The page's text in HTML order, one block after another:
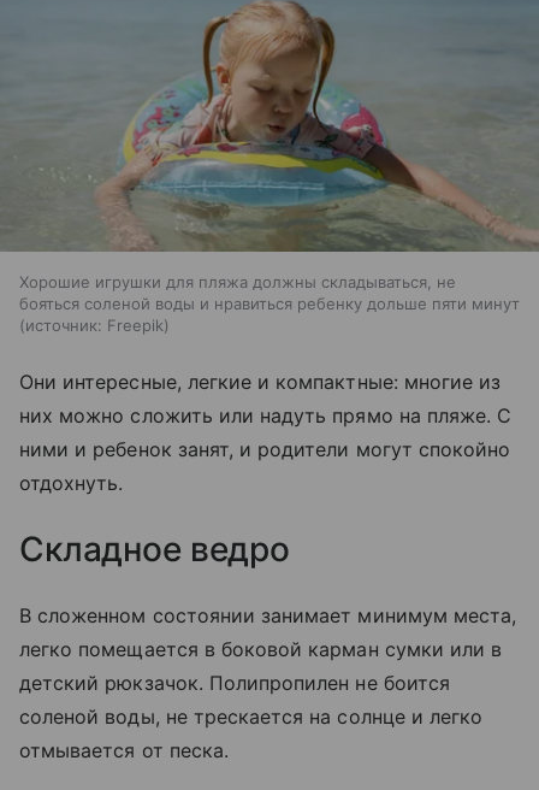
Хорошие игрушки для пляжа должны складываться, не
бояться соленой воды и нравиться ребенку дольше пяти минут
источник: Freepik
Они интересные, легкие и компактные: многие из
них можно сложить или надуть прямо на пляже. С
ними и ребенок занят, и родители могут спокойно
отдохнуть.
Складное ведро
В сложенном состоянии занимает минимум места,
легко помещается в боковой карман сумки или в
детский рюкзачок. Полипропилен не боится
соленой воды, не трескается на солнце и легко
отмывается от песка.